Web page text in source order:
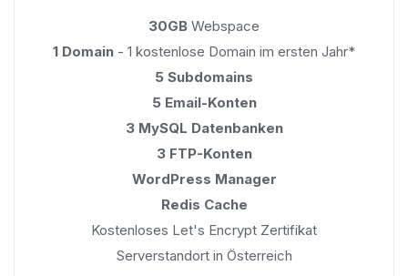
30GB Webspace
1 Domain - 1 kostenlose Domain im ersten Jahr*
5 Subdomains
5 Email-Konten
3 MySQL Datenbanken
3 FTP-Konten
WordPress Manager
Redis Cache
Kostenloses Let's Encrypt Zertifikat
Serverstandort in Österreich